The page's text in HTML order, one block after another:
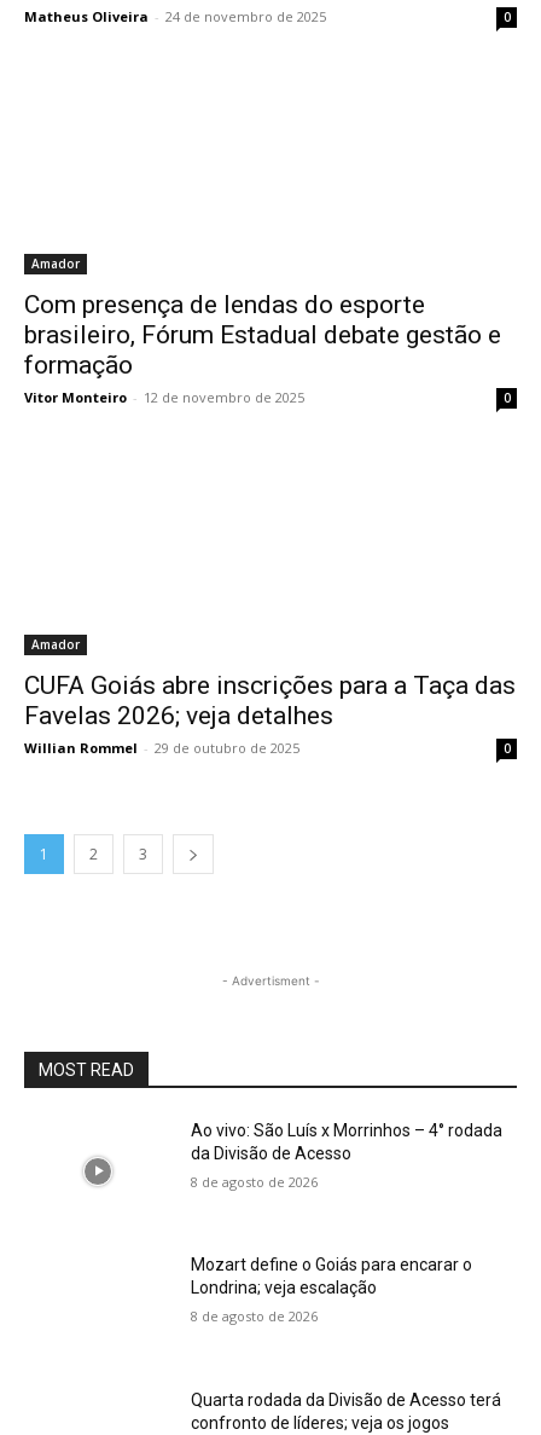
Matheus Oliveira - 24 de novembro de 2025 0
Amador
Com presença de lendas do esporte
brasileiro, Fórum Estadual debate gestão e
formação
Vitor Monteiro - 12 de novembro de 2025 0
Amador
CUFA Goiás abre inscrições para a Taça das
Favelas 2026; veja detalhes
Willian Rommel - 29 de outubro de 2025 0
1 2 3
- Advertisment -
MOST READ
Ao vivo: São Luís x Morrinhos – 4° rodada
da Divisão de Acesso
8 de agosto de 2026
Mozart define o Goiás para encarar o
Londrina; veja escalação
8 de agosto de 2026
Quarta rodada da Divisão de Acesso terá
confronto de líderes; veja os jogos